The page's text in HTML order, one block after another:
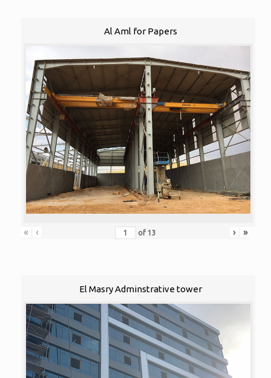
Al Aml for Papers
« ‹ of 13 › »
El Masry Adminstrative tower